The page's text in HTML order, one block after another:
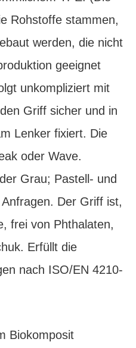
Rohstoffe stammen,
werden, die nicht
geeignet
unkompliziert mit
Griff sicher und in
Lenker fixiert. Die
oder Wave.
Grau; Pastell- und
Der Griff ist,
frei von Phthalaten,
Erfüllt die
nach ISO/EN 4210-
Biokomposit